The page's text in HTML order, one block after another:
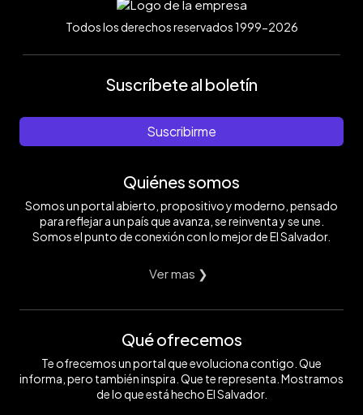
Todos los derechos reservados 1999-2026
Suscríbete al boletín
Suscribirme
Quiénes somos
Somos un portal abierto, propositivo y moderno, pensado
para reflejar a un país que avanza, se reinventa y se une.
Somos el punto de conexión con lo mejor de El Salvador.
Ver mas ❯
Qué ofrecemos
Te ofrecemos un portal que evoluciona contigo. Que
informa, pero también inspira. Que te representa. Mostramos
de lo que está hecho El Salvador.